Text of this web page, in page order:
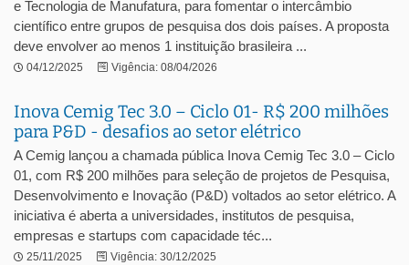
e Tecnologia de Manufatura, para fomentar o intercâmbio
científico entre grupos de pesquisa dos dois países. A proposta
deve envolver ao menos 1 instituição brasileira ...
04/12/2025 Vigência: 08/04/2026
Inova Cemig Tec 3.0 – Ciclo 01- R$ 200 milhões
para P&D - desafios ao setor elétrico
A Cemig lançou a chamada pública Inova Cemig Tec 3.0 – Ciclo
01, com R$ 200 milhões para seleção de projetos de Pesquisa,
Desenvolvimento e Inovação (P&D) voltados ao setor elétrico. A
iniciativa é aberta a universidades, institutos de pesquisa,
empresas e startups com capacidade téc...
25/11/2025 Vigência: 30/12/2025